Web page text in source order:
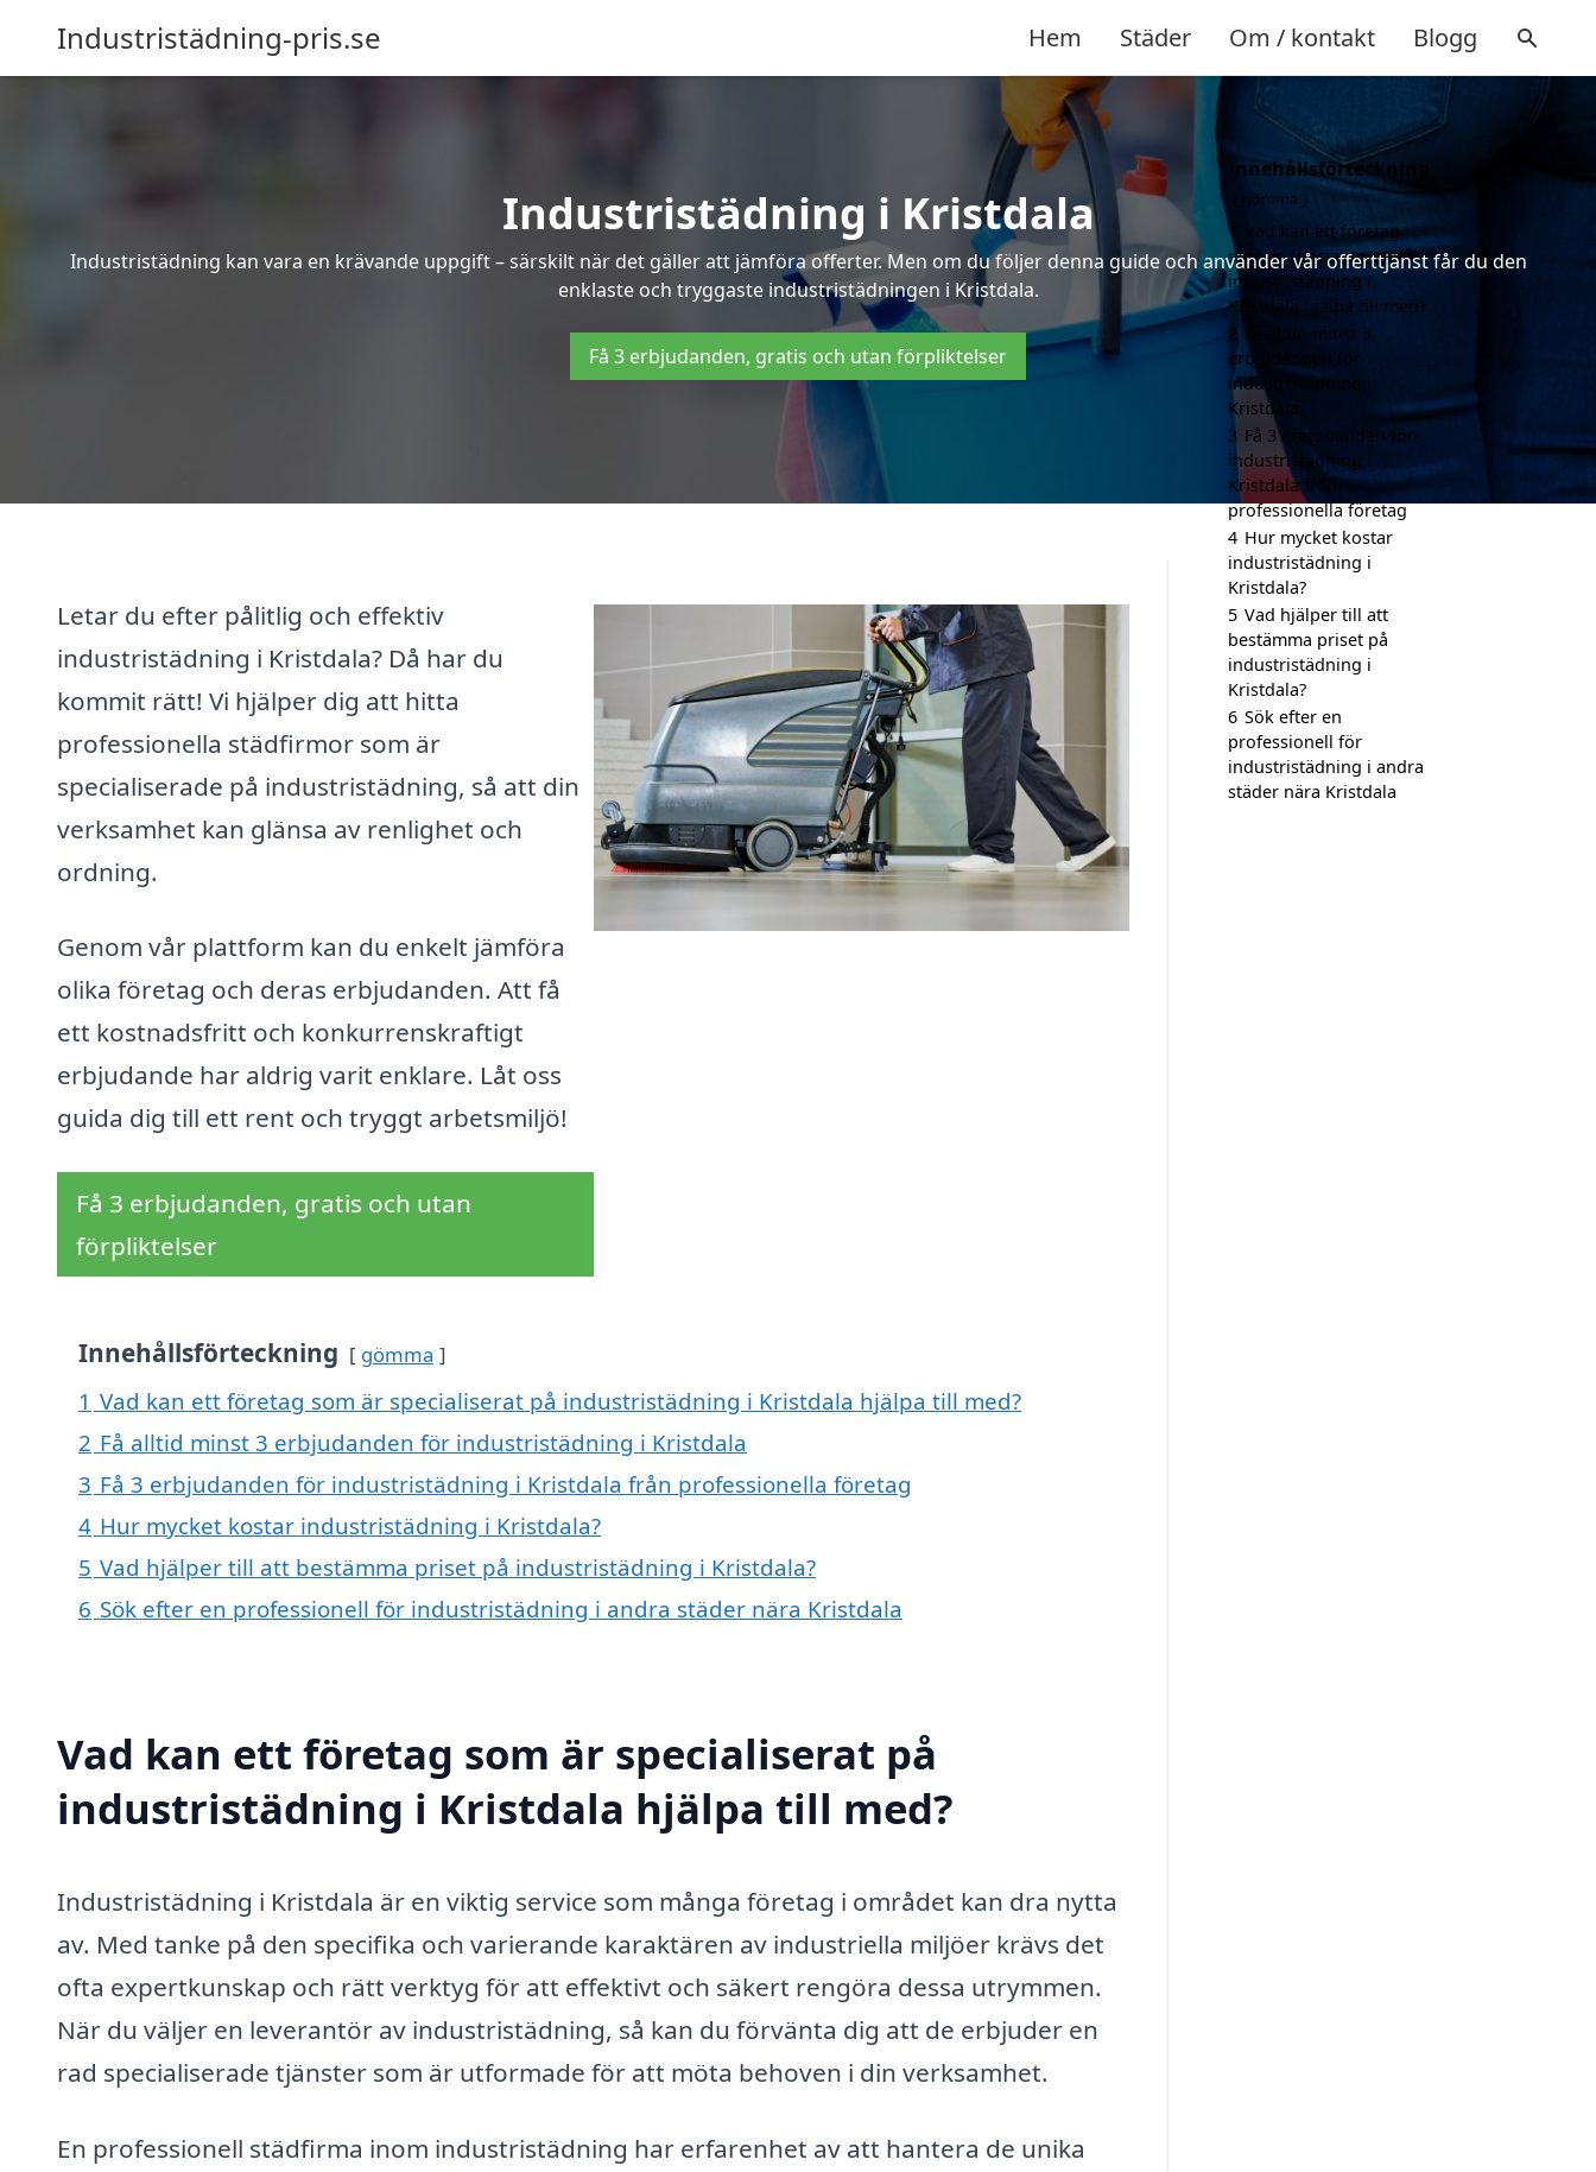
Industristädning-pris.se Hem Städer Om / kontakt Blogg
Industristädning i Kristdala
Industristädning kan vara en krävande uppgift – särskilt när det gäller att jämföra offerter. Men om du följer denna guide och använder vår offerttjänst får du den
enklaste och tryggaste industristädningen i Kristdala.
Få 3 erbjudanden, gratis och utan förpliktelser
Letar du efter pålitlig och effektiv
industristädning i Kristdala? Då har du
kommit rätt! Vi hjälper dig att hitta
professionella städfirmor som är
specialiserade på industristädning, så att din
verksamhet kan glänsa av renlighet och
ordning.
Genom vår plattform kan du enkelt jämföra
olika företag och deras erbjudanden. Att få
ett kostnadsfritt och konkurrenskraftigt
erbjudande har aldrig varit enklare. Låt oss
guida dig till ett rent och tryggt arbetsmiljö!
Få 3 erbjudanden, gratis och utan
förpliktelser
Innehållsförteckning gömma
1 Vad kan ett företag som är specialiserat på industristädning i Kristdala hjälpa till med?
2 Få alltid minst 3 erbjudanden för industristädning i Kristdala
3 Få 3 erbjudanden för industristädning i Kristdala från professionella företag
4 Hur mycket kostar industristädning i Kristdala?
5 Vad hjälper till att bestämma priset på industristädning i Kristdala?
6 Sök efter en professionell för industristädning i andra städer nära Kristdala
Vad kan ett företag som är specialiserat på
industristädning i Kristdala hjälpa till med?
Industristädning i Kristdala är en viktig service som många företag i området kan dra nytta
av. Med tanke på den specifika och varierande karaktären av industriella miljöer krävs det
ofta expertkunskap och rätt verktyg för att effektivt och säkert rengöra dessa utrymmen.
När du väljer en leverantör av industristädning, så kan du förvänta dig att de erbjuder en
rad specialiserade tjänster som är utformade för att möta behoven i din verksamhet.
En professionell städfirma inom industristädning har erfarenhet av att hantera de unika
Innehållsförteckning
gömma
1 Vad kan ett företag
som är specialiserat på
industristädning i
Kristdala hjälpa till med?
2 Få alltid minst 3
erbjudanden för
industristädning i
Kristdala
3 Få 3 erbjudanden för
industristädning i
Kristdala från
professionella företag
4 Hur mycket kostar
industristädning i
Kristdala?
5 Vad hjälper till att
bestämma priset på
industristädning i
Kristdala?
6 Sök efter en
professionell för
industristädning i andra
städer nära Kristdala